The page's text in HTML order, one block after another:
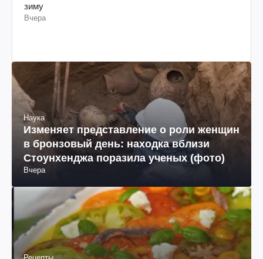
зиму
Вчера
Наука
Изменяет представление о роли женщин
в бронзовый день: находка вблизи
Стоунхенджа поразила ученых (фото)
Вчера